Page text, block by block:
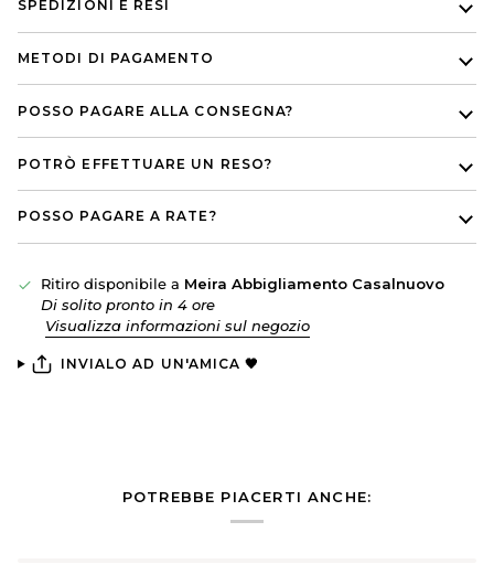
SPEDIZIONI E RESI
METODI DI PAGAMENTO
POSSO PAGARE ALLA CONSEGNA?
POTRÒ EFFETTUARE UN RESO?
POSSO PAGARE A RATE?
Ritiro disponibile a Meira Abbigliamento Casalnuovo
Di solito pronto in 4 ore
Visualizza informazioni sul negozio
INVIALO AD UN'AMICA 🖤
POTREBBE PIACERTI ANCHE: